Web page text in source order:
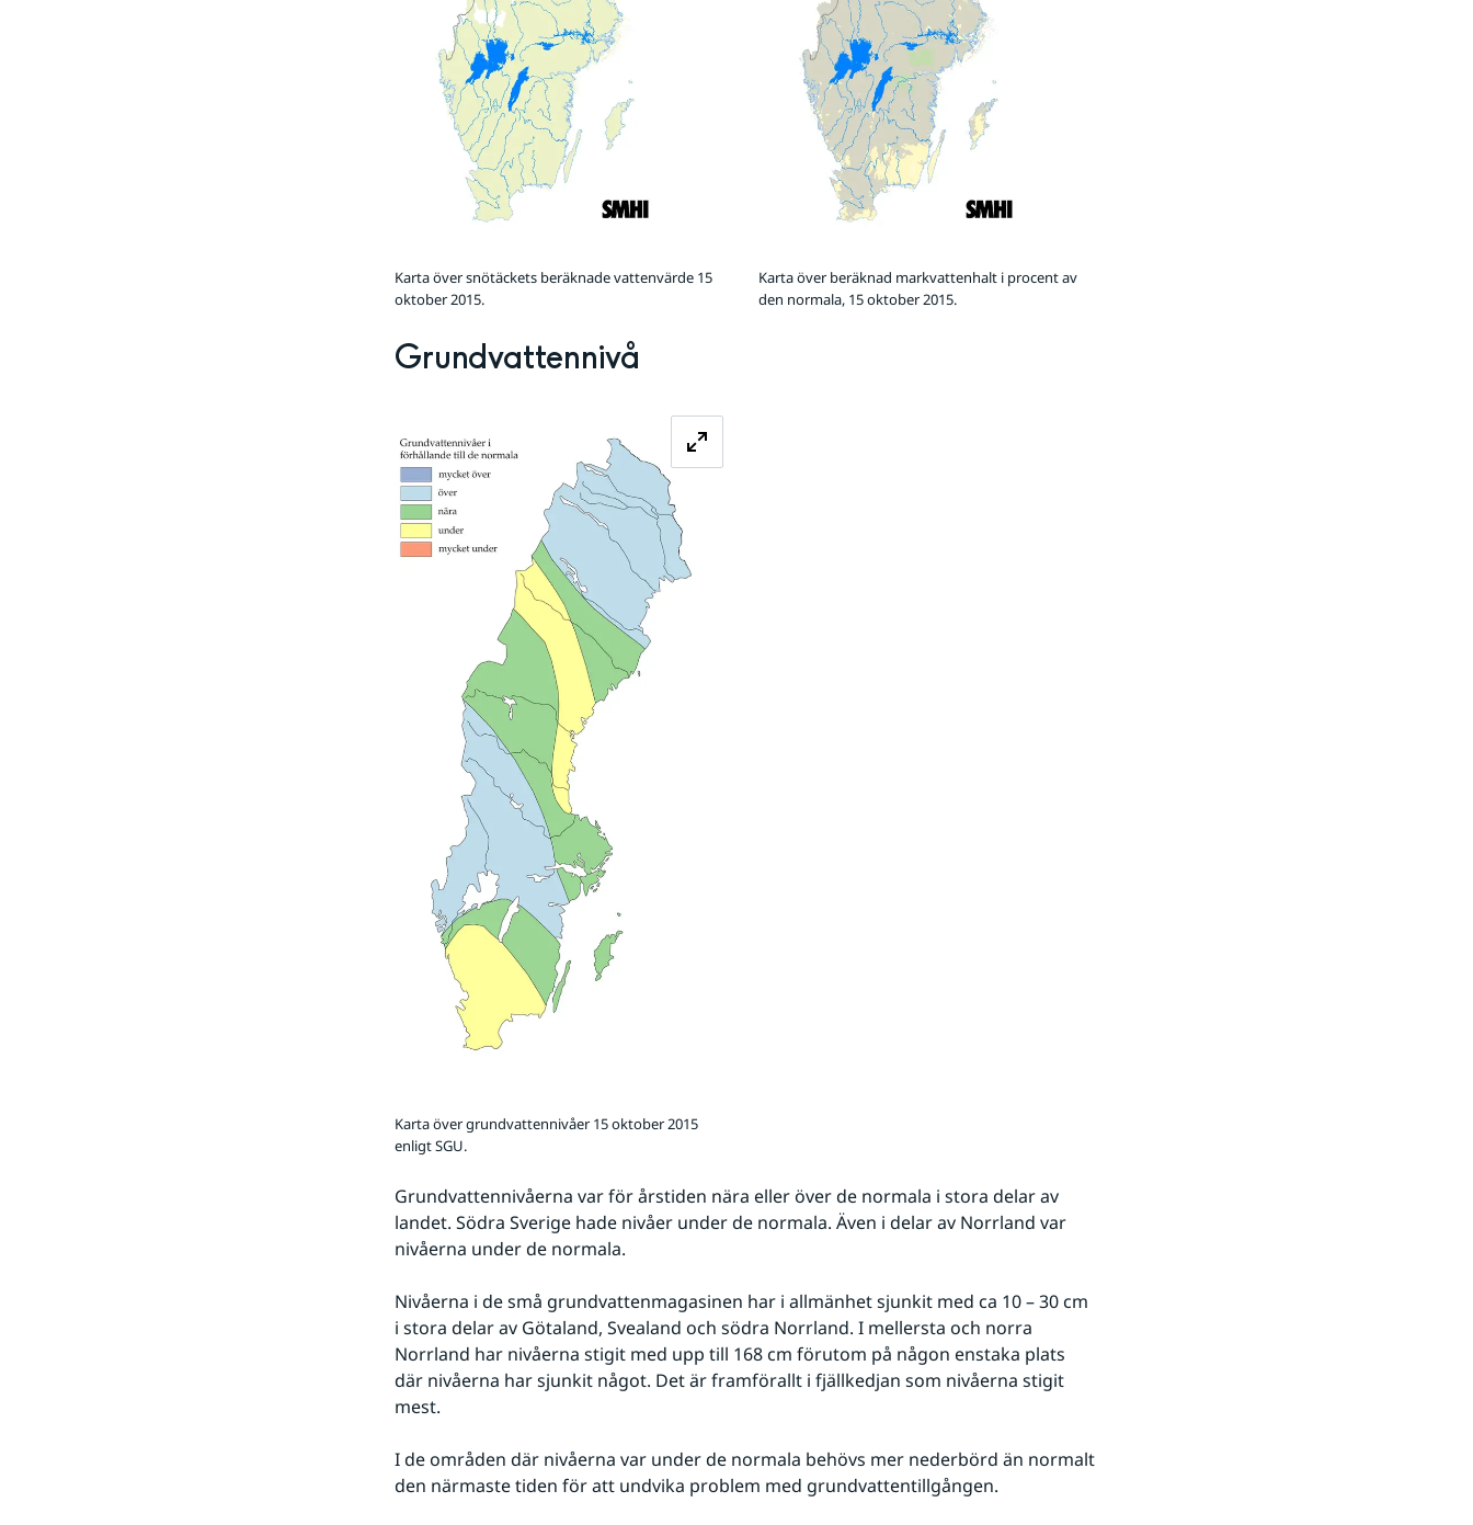
Karta över snötäckets beräknade vattenvärde 15
oktober 2015.
Karta över beräknad markvattenhalt i procent av
den normala, 15 oktober 2015.
Grundvattennivå
Karta över grundvattennivåer 15 oktober 2015
enligt SGU.
Grundvattennivåerna var för årstiden nära eller över de normala i stora delar av
landet. Södra Sverige hade nivåer under de normala. Även i delar av Norrland var
nivåerna under de normala.
Nivåerna i de små grundvattenmagasinen har i allmänhet sjunkit med ca 10 – 30 cm
i stora delar av Götaland, Svealand och södra Norrland. I mellersta och norra
Norrland har nivåerna stigit med upp till 168 cm förutom på någon enstaka plats
där nivåerna har sjunkit något. Det är framförallt i fjällkedjan som nivåerna stigit
mest.
I de områden där nivåerna var under de normala behövs mer nederbörd än normalt
den närmaste tiden för att undvika problem med grundvattentillgången.